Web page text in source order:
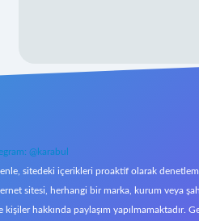
@karabul
sitedeki içerikleri proaktif olarak
sitesi, herhangi bir marka, kurum veya
hakkında paylaşım yapılmamaktadır.